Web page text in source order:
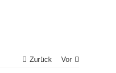
Zurück Vor